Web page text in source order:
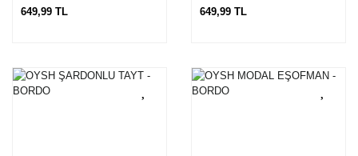
649,99 TL 649,99 TL